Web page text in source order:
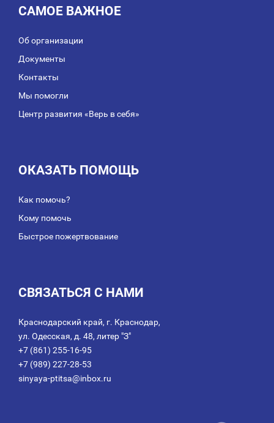
САМОЕ ВАЖНОЕ
Об организации
Документы
Контакты
Мы помогли
Центр развития «Верь в себя»
ОКАЗАТЬ ПОМОЩЬ
Как помочь?
Кому помочь
Быстрое пожертвование
СВЯЗАТЬСЯ С НАМИ
Краснодарский край, г. Краснодар,
ул. Одесская, д. 48, литер "З"
+7 (861) 255-16-95
+7 (989) 227-28-53
sinyaya-ptitsa@inbox.ru